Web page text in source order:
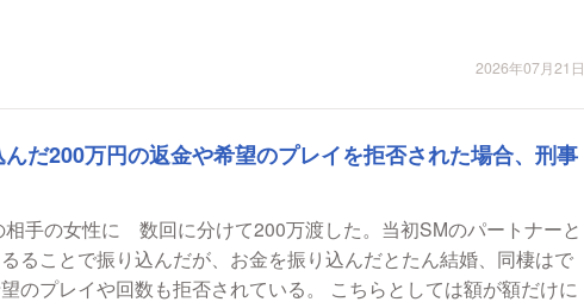
2026年07月21日
だ200万円の返金や希望のプレイを拒否された場合、刑事
相手の女性に 数回に分けて200万渡した。当初SMのパートナーと
ることで振り込んだが、お金を振り込んだとたん結婚、同棲はで
のプレイや回数も拒否されている。 こちらとしては額が額だけに